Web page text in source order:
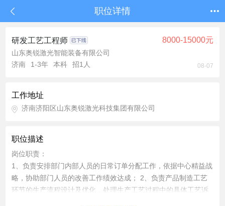
职位详情
研发工艺工程师 8000-15000元
山东奥锐激光智能装备有限公司
济南
1-3年 本科 招1人 08-07
工作地址
济南济阳区山东奥锐激光科技集团有限公司
职位描述
岗位职责：
1、负责安排部门内部人员的日常订单分配工作，依据中心精益战
略，协助部门人员的改善工作绩效达成； 2、负责产品制造工艺
环节的生产流程设计及优化，处理生产工艺过程中的具体工艺诉